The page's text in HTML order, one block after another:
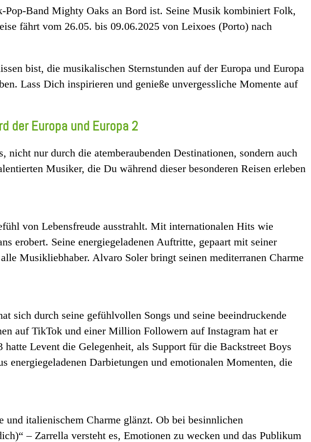
Band Mighty Oaks an Bord ist. Seine Musik kombiniert Folk,
fährt vom 26.05. bis 09.06.2025 von Leixoes (Porto) nach
bist, die musikalischen Sternstunden auf der Europa und Europa
Lass Dich inspirieren und genieße unvergessliche Momente auf
der Europa und Europa 2
nur durch die atemberaubenden Destinationen, sondern auch
Musiker, die Du während dieser besonderen Reisen erleben
von Lebensfreude ausstrahlt. Mit internationalen Hits wie
erobert. Seine energiegeladenen Auftritte, gepaart mit seiner
Musikliebhaber. Alvaro Soler bringt seinen mediterranen Charme
sich durch seine gefühlvollen Songs und seine beeindruckende
auf TikTok und einer Million Followern auf Instagram hat er
Levent die Gelegenheit, als Support für die Backstreet Boys
Darbietungen und emotionalen Momenten, die
italienischem Charme glänzt. Ob bei besinnlichen
– Zarrella versteht es, Emotionen zu wecken und das Publikum